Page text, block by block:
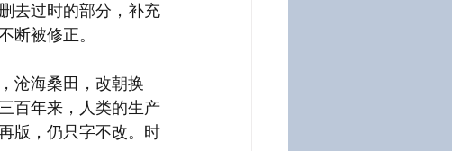
去过时的部分，补充
断被修正。
沧海桑田，改朝换
百年来，人类的生产
版，仍只字不改。时